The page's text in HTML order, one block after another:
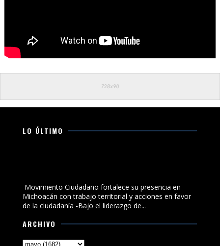
LO ÚLTIMO
Movimiento Ciudadano fortalece su presencia en
Michoacán con trabajo territorial y acciones en favor
de la ciudadanía -Bajo el liderazgo de...
ARCHIVO